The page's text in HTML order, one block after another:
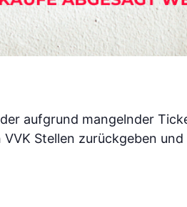
aufgrund mangelnder
Stellen zurückgeben